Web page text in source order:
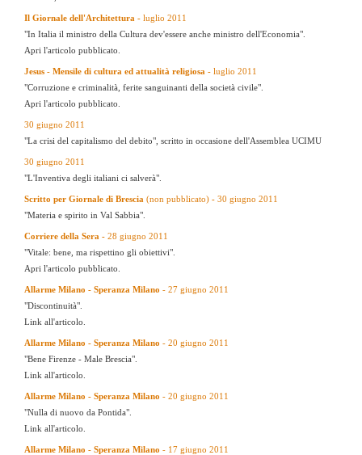
Il Giornale dell'Architettura - luglio 2011
"In Italia il ministro della Cultura dev'essere anche ministro dell'Economia".
Apri l'articolo pubblicato.
Jesus - Mensile di cultura ed attualità religiosa - luglio 2011
"Corruzione e criminalità, ferite sanguinanti della società civile".
Apri l'articolo pubblicato.
30 giugno 2011
"La crisi del capitalismo del debito", scritto in occasione dell'Assemblea UCIMU
30 giugno 2011
"L'Inventiva degli italiani ci salverà".
Scritto per Giornale di Brescia (non pubblicato) - 30 giugno 2011
"Materia e spirito in Val Sabbia".
Corriere della Sera - 28 giugno 2011
"Vitale: bene, ma rispettino gli obiettivi".
Apri l'articolo pubblicato.
Allarme Milano - Speranza Milano - 27 giugno 2011
"Discontinuità".
Link all'articolo.
Allarme Milano - Speranza Milano - 20 giugno 2011
"Bene Firenze - Male Brescia".
Link all'articolo.
Allarme Milano - Speranza Milano - 20 giugno 2011
"Nulla di nuovo da Pontida".
Link all'articolo.
Allarme Milano - Speranza Milano - 17 giugno 2011